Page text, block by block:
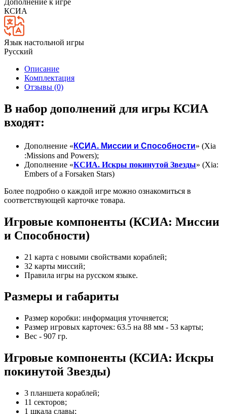
КСИА
Язык настольной игры
Русский
Описание
Комплектация
Отзывы (0)
В набор дополнений для игры КСИА
входят:
Дополнение «КСИА. Миссии и Способности» (Xia
:Missions and Powers);
Дополнение «КСИА. Искры покинутой Звезды» (Xia:
Embers of a Forsaken Stars)
Более подробно о каждой игре можно ознакомиться в
соответствующей карточке товара.
Игровые компоненты (КСИА: Миссии
и Способности)
21 карта с новыми свойствами кораблей;
32 карты миссий;
Правила игры на русском языке.
Размеры и габариты
Размер коробки: информация уточняется;
Размер игровых карточек: 63.5 на 88 мм - 53 карты;
Вес - 907 гр.
Игровые компоненты (КСИА: Искры
покинутой Звезды)
3 планшета кораблей;
11 секторов;
1 шкала славы;